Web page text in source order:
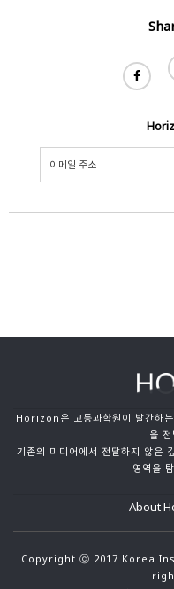
Horizon은 고등과학원이 발간하
을 전
기존의 미디어에서 전달하지 않은
영역을
About
Copyright ⓒ 2017 Korea